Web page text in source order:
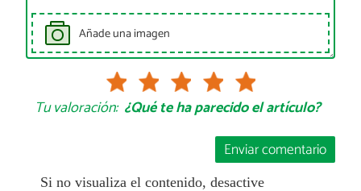
Añade una imagen
Tu valoración: ¿Qué te ha parecido el artículo?
Enviar comentario
Si no visualiza el contenido, desactive